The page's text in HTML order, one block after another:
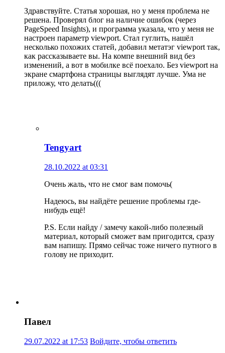
Здравствуйте. Статья хорошая, но у меня проблема не
решена. Проверял блог на наличие ошибок (через
PageSpeed Insights), и программа указала, что у меня не
настроен параметр viewport. Стал гуглить, нашёл
несколько похожих статей, добавил метатэг viewport так,
как рассказываете вы. На компе внешний вид без
изменений, а вот в мобилке всё поехало. Без viewport на
экране смартфона страницы выглядят лучше. Ума не
приложу, что делать(((
Tengyart
28.10.2022 at 03:31
Очень жаль, что не смог вам помочь(
Надеюсь, вы найдёте решение проблемы где-
нибудь ещё!
P.S. Если найду / замечу какой-либо полезный
материал, который сможет вам пригодится, сразу
вам напишу. Прямо сейчас тоже ничего путного в
голову не приходит.
Павел
29.07.2022 at 17:53 Войдите, чтобы ответить